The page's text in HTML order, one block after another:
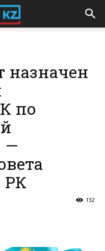
по
—
РК
132